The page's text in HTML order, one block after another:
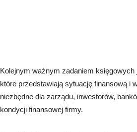
Kolejnym ważnym zadaniem
które przedstawiają sytuację finansową i
niezbędne dla zarządu, inwestorów,
kondycji finansowej firmy.